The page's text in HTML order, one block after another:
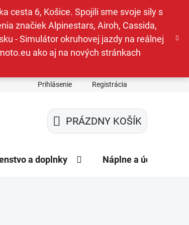
cesta 6, Košice. Spojili sme svoje sily s
značiek Alpinestars, Airoh, Cassida,
- Simulátor okruhovej jazdy na reálnej
ako aj na nových stránkach
Prihlásenie Registrácia
NÁKUPNÝ
KOŠÍK
PRÁZDNY KOŠÍK
a doplnky Náplne a údržba